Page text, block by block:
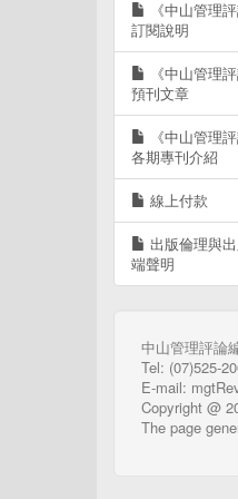
《中山管理評
訂閱說明
《中山管理評
預刊文章
《中山管理評
各期專刊介紹
線上付款
出版倫理與
端聲明
中山管理評論
Tel: (07)525-
E-mail:
Copyright @
The page